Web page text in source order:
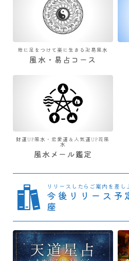
地に足をつけて楽に生きる卍易風水
風水・易占コース
財運UP風水・恋愛運＆人気運UP花風
水
風水メール鑑定
リリースしたらご案内を差し
今後リリース予
座